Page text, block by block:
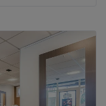
09:00–20:00
09:00–20:00
– 20:00
09:30
19:00